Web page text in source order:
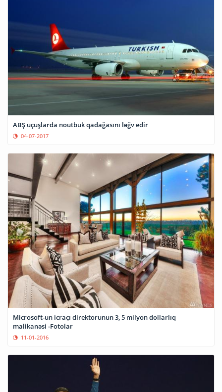
ABŞ uçuşlarda noutbuk qadağasını ləğv edir
04-07-2017
Microsoft-un icraçı direktorunun 3, 5 milyon dollarlıq
malikanəsi -Fotolar
11-01-2016